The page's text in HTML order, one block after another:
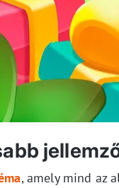
, amely mind az